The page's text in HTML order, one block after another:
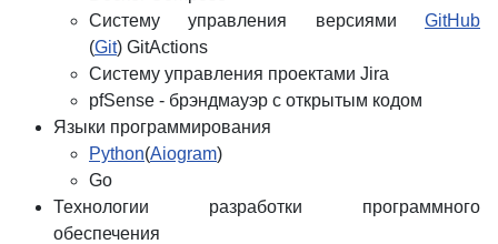
Систему управления версиями GitHub
(Git) GitActions
Систему управления проектами Jira
pfSense - брэндмауэр с открытым кодом
Языки программирования
Python(Aiogram)
Go
Технологии разработки программного
обеспечения